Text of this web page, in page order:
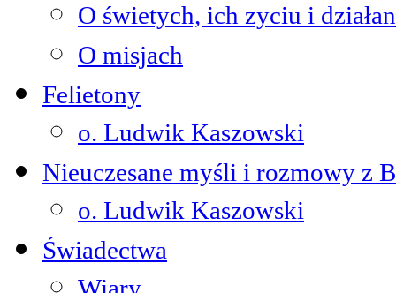
O świetych, ich zyciu i
O misjach
Felietony
o. Ludwik Kaszowski
Nieuczesane myśli i rozmowy z
o. Ludwik Kaszowski
Świadectwa